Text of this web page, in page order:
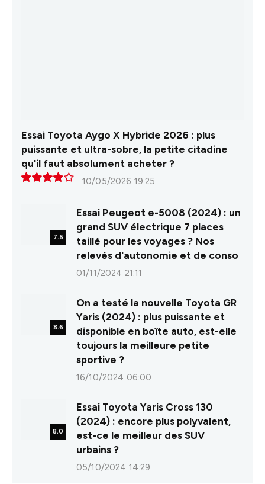
Essai Toyota Aygo X Hybride 2026 : plus
puissante et ultra-sobre, la petite citadine
qu'il faut absolument acheter ?
10/05/2026 19:25
7.5
Essai Peugeot e-5008 (2024) : un
grand SUV électrique 7 places
taillé pour les voyages ? Nos
relevés d'autonomie et de conso
01/11/2024 21:11
8.6
On a testé la nouvelle Toyota GR
Yaris (2024) : plus puissante et
disponible en boîte auto, est-elle
toujours la meilleure petite
sportive ?
16/10/2024 06:00
8.0
Essai Toyota Yaris Cross 130
(2024) : encore plus polyvalent,
est-ce le meilleur des SUV
urbains ?
05/10/2024 14:29